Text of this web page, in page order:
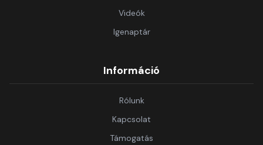
Videók
Igenaptár
Információ
Rólunk
Kapcsolat
Támogatás